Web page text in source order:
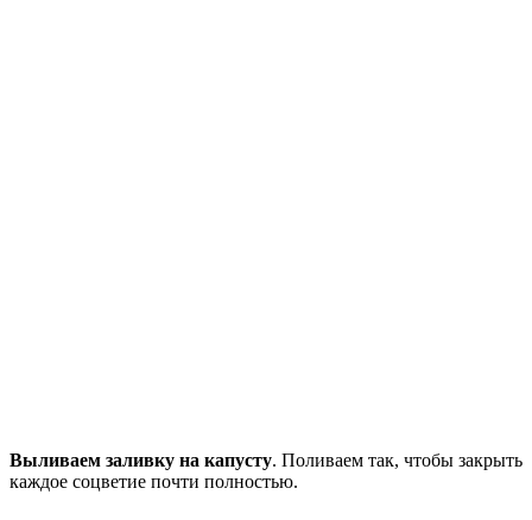
Выливаем заливку на капусту. Поливаем так, чтобы закрыть
каждое соцветие почти полностью.